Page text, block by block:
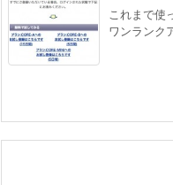
これまで使
ワンランク